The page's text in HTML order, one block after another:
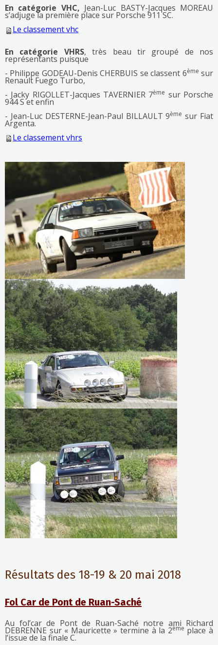
En catégorie VHC, Jean-Luc BASTY-Jacques MOREAU
s’adjuge la première place sur Porsche 911 SC.
Le classement vhc
En catégorie VHRS, très beau tir groupé de nos
représentants puisque
- Philippe GODEAU-Denis CHERBUIS se classent 6ème sur
Renault Fuego Turbo,
- Jacky RIGOLLET-Jacques TAVERNIER 7ème sur Porsche
944 S et enfin
- Jean-Luc DESTERNE-Jean-Paul BILLAULT 9ème sur Fiat
Argenta.
Le classement vhrs
Résultats des 18-19 & 20 mai 2018
Fol Car de Pont de Ruan-Saché
Au fol’car de Pont de Ruan-Saché notre ami Richard
DEBRENNE sur « Mauricette » termine à la 2ème place à
l’issue de la finale C.